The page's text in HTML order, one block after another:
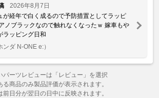
2026年8月7日
が経年で白く成るので予防措置としてラッピ
ノブラックなので触れなくなったｗ 嫁車もや
ラッピング日和
ンダ N-ONE e:）
ーツレビューは「レビュー」を選択
商品のみ製品評価が表示されます。
日分が翌日の日中に反映されます。